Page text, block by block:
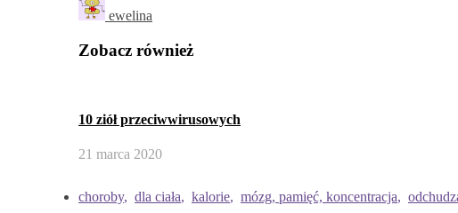
ewelina
Zobacz również
10 ziół przeciwwirusowych
21 marca 2020
choroby, dla ciała, kalorie, mózg, pamięć, koncentracja,